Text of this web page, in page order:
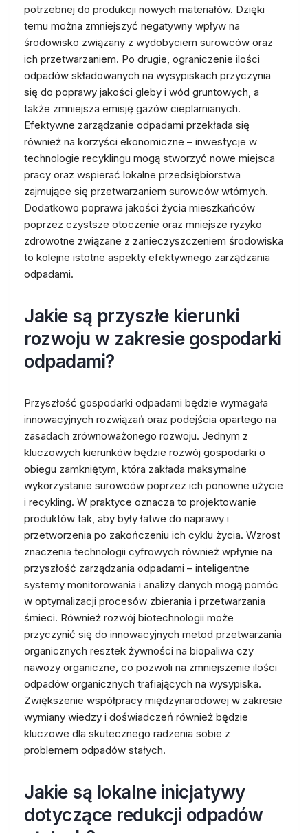
potrzebnej do produkcji nowych materiałów. Dzięki
temu można zmniejszyć negatywny wpływ na
środowisko związany z wydobyciem surowców oraz
ich przetwarzaniem. Po drugie, ograniczenie ilości
odpadów składowanych na wysypiskach przyczynia
się do poprawy jakości gleby i wód gruntowych, a
także zmniejsza emisję gazów cieplarnianych.
Efektywne zarządzanie odpadami przekłada się
również na korzyści ekonomiczne – inwestycje w
technologie recyklingu mogą stworzyć nowe miejsca
pracy oraz wspierać lokalne przedsiębiorstwa
zajmujące się przetwarzaniem surowców wtórnych.
Dodatkowo poprawa jakości życia mieszkańców
poprzez czystsze otoczenie oraz mniejsze ryzyko
zdrowotne związane z zanieczyszczeniem środowiska
to kolejne istotne aspekty efektywnego zarządzania
odpadami.
Jakie są przyszłe kierunki
rozwoju w zakresie gospodarki
odpadami?
Przyszłość gospodarki odpadami będzie wymagała
innowacyjnych rozwiązań oraz podejścia opartego na
zasadach zrównoważonego rozwoju. Jednym z
kluczowych kierunków będzie rozwój gospodarki o
obiegu zamkniętym, która zakłada maksymalne
wykorzystanie surowców poprzez ich ponowne użycie
i recykling. W praktyce oznacza to projektowanie
produktów tak, aby były łatwe do naprawy i
przetworzenia po zakończeniu ich cyklu życia. Wzrost
znaczenia technologii cyfrowych również wpłynie na
przyszłość zarządzania odpadami – inteligentne
systemy monitorowania i analizy danych mogą pomóc
w optymalizacji procesów zbierania i przetwarzania
śmieci. Również rozwój biotechnologii może
przyczynić się do innowacyjnych metod przetwarzania
organicznych resztek żywności na biopaliwa czy
nawozy organiczne, co pozwoli na zmniejszenie ilości
odpadów organicznych trafiających na wysypiska.
Zwiększenie współpracy międzynarodowej w zakresie
wymiany wiedzy i doświadczeń również będzie
kluczowe dla skutecznego radzenia sobie z
problemem odpadów stałych.
Jakie są lokalne inicjatywy
dotyczące redukcji odpadów